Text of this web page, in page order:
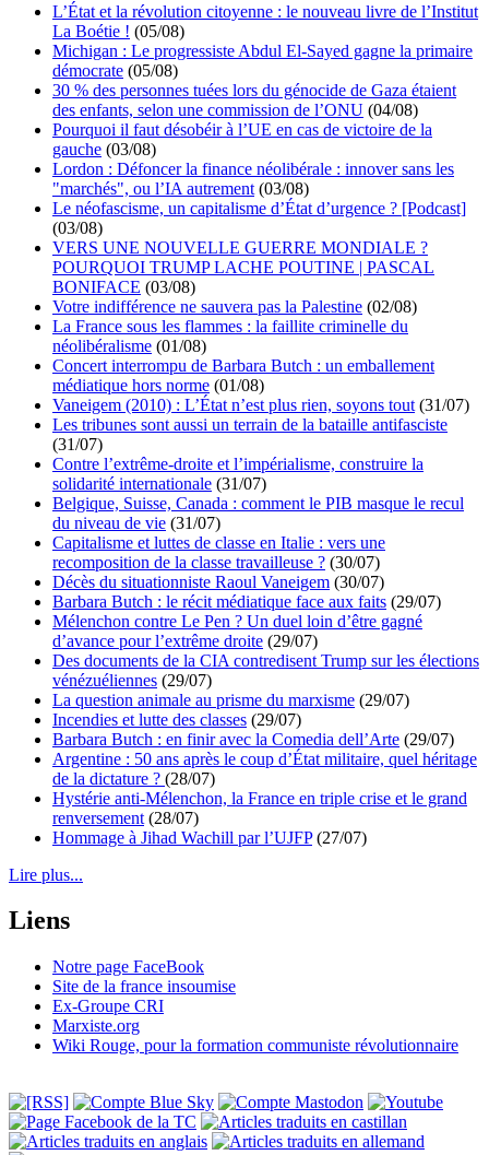
L’État et la révolution citoyenne : le nouveau livre de l’Institut
La Boétie ! (05/08)
Michigan : Le progressiste Abdul El-Sayed gagne la primaire
démocrate (05/08)
30 % des personnes tuées lors du génocide de Gaza étaient
des enfants, selon une commission de l’ONU (04/08)
Pourquoi il faut désobéir à l’UE en cas de victoire de la
gauche (03/08)
Lordon : Défoncer la finance néolibérale : innover sans les
"marchés", ou l’IA autrement (03/08)
Le néofascisme, un capitalisme d’État d’urgence ? [Podcast]
(03/08)
VERS UNE NOUVELLE GUERRE MONDIALE ?
POURQUOI TRUMP LACHE POUTINE | PASCAL
BONIFACE (03/08)
Votre indifférence ne sauvera pas la Palestine (02/08)
La France sous les flammes : la faillite criminelle du
néolibéralisme (01/08)
Concert interrompu de Barbara Butch : un emballement
médiatique hors norme (01/08)
Vaneigem (2010) : L’État n’est plus rien, soyons tout (31/07)
Les tribunes sont aussi un terrain de la bataille antifasciste
(31/07)
Contre l’extrême-droite et l’impérialisme, construire la
solidarité internationale (31/07)
Belgique, Suisse, Canada : comment le PIB masque le recul
du niveau de vie (31/07)
Capitalisme et luttes de classe en Italie : vers une
recomposition de la classe travailleuse ? (30/07)
Décès du situationniste Raoul Vaneigem (30/07)
Barbara Butch : le récit médiatique face aux faits (29/07)
Mélenchon contre Le Pen ? Un duel loin d’être gagné
d’avance pour l’extrême droite (29/07)
Des documents de la CIA contredisent Trump sur les élections
vénézuéliennes (29/07)
La question animale au prisme du marxisme (29/07)
Incendies et lutte des classes (29/07)
Barbara Butch : en finir avec la Comedia dell’Arte (29/07)
Argentine : 50 ans après le coup d’État militaire, quel héritage
de la dictature ? (28/07)
Hystérie anti-Mélenchon, la France en triple crise et le grand
renversement (28/07)
Hommage à Jihad Wachill par l’UJFP(27/07)
Lire plus...
Liens
Notre page FaceBook
Site de la france insoumise
Ex-Groupe CRI
Marxiste.org
Wiki Rouge, pour la formation communiste révolutionnaire